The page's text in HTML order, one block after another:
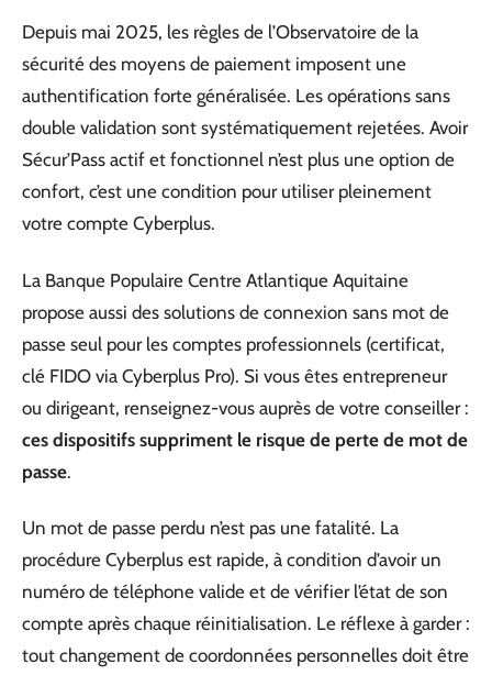
Depuis mai 2025, les règles de l’Observatoire de la
sécurité des moyens de paiement imposent une
authentification forte généralisée. Les opérations sans
double validation sont systématiquement rejetées. Avoir
Sécur’Pass actif et fonctionnel n’est plus une option de
confort, c’est une condition pour utiliser pleinement
votre compte Cyberplus.
La Banque Populaire Centre Atlantique Aquitaine
propose aussi des solutions de connexion sans mot de
passe seul pour les comptes professionnels (certificat,
clé FIDO via Cyberplus Pro). Si vous êtes entrepreneur
ou dirigeant, renseignez-vous auprès de votre conseiller :
ces dispositifs suppriment le risque de perte de mot de
passe.
Un mot de passe perdu n’est pas une fatalité. La
procédure Cyberplus est rapide, à condition d’avoir un
numéro de téléphone valide et de vérifier l’état de son
compte après chaque réinitialisation. Le réflexe à garder :
tout changement de coordonnées personnelles doit être